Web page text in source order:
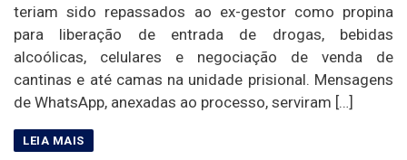
teriam sido repassados ao ex-gestor como propina
para liberação de entrada de drogas, bebidas
alcoólicas, celulares e negociação de venda de
cantinas e até camas na unidade prisional. Mensagens
de WhatsApp, anexadas ao processo, serviram […]